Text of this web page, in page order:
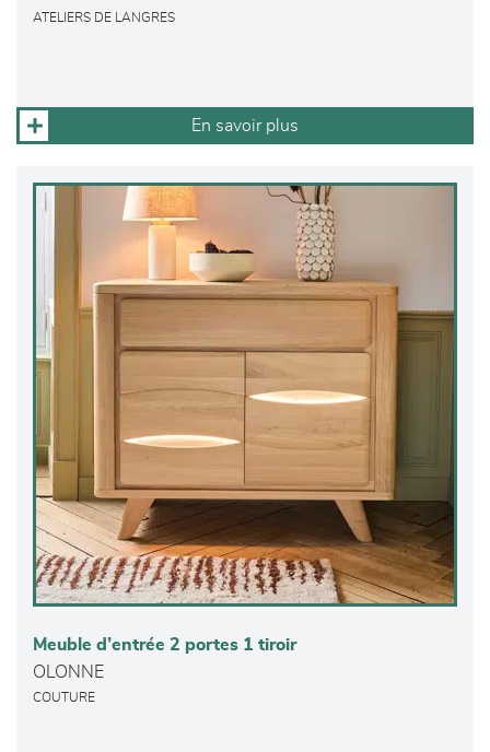
ATELIERS DE LANGRES
En savoir plus
Meuble d’entrée 2 portes 1 tiroir
OLONNE
COUTURE